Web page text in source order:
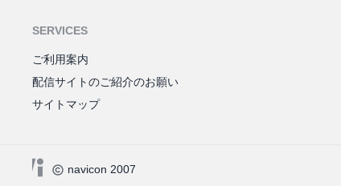
SERVICES
ご利用案内
配信サイトのご紹介のお願い
サイトマップ
navicon 2007